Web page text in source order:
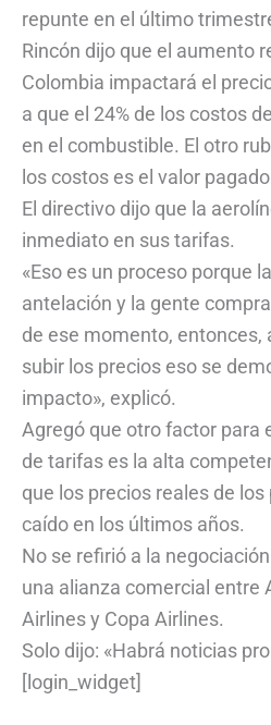
repunte en el último
Rincón dijo que el aumento
Colombia impactará el
a que el 24% de los costos
en el combustible. El otro
los costos es el valor
El directivo dijo que la
inmediato en sus tarifas.
«Eso es un proceso porque
antelación y la gente
de ese momento, entonces,
subir los precios eso se
impacto», explicó.
Agregó que otro factor para
de tarifas es la alta
que los precios reales de
caído en los últimos años.
No se refirió a la
una alianza comercial entre
Airlines y Copa Airlines.
Solo dijo: «Habrá noticias
[login_widget]